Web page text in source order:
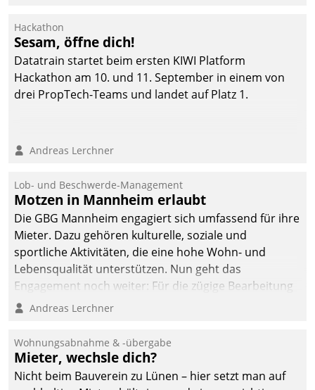
Hackathon
Sesam, öffne dich!
Datatrain startet beim ersten KIWI Platform
Hackathon am 10. und 11. September in einem von
drei PropTech-Teams und landet auf Platz 1.
Andreas Lerchner
Lob- und Beschwerde-Management
Motzen in Mannheim erlaubt
Die GBG Mannheim engagiert sich umfassend für ihre
Mieter. Dazu gehören kulturelle, soziale und
sportliche Aktivitäten, die eine hohe Wohn- und
Lebensqualität unterstützen. Nun geht das
Engagement noch weiter: Für die zügige Bearbeitung
von Beschwerden – oder Lob – richtet das
und Beschwerde-Management einen eigenen Kanal
ein.
Andreas Lerchner
Wohnungsabnahme & -übergabe
Mieter, wechsle dich?
Nicht beim Bauverein zu Lünen – hier setzt man auf